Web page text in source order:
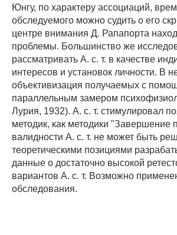
Юнгу, по характеру ассоциаций,
обследуемого можно судить о его
центре внимания Д. Рапапорта
проблемы. Большинство же
рассматривать А. с. т. в качестве
интересов и установок личности. В
объективизация получаемых с
параллельным замером
Лурия, 1932). А. с. т. стимулировал
методик, как методики
валидности А. с. т. не может быть
теоретическими позициями
данные о достаточно высокой
вариантов А. с. т. Возможно
обследования.